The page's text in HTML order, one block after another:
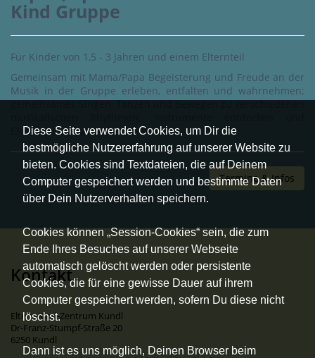
Diese Seite verwendet Cookies, um Dir die
bestmögliche Nutzererfahrung auf unserer Website zu
bieten. Cookies sind Textdateien, die auf Deinem
Computer gespeichert werden und bestimmte Daten
über Dein Nutzerverhalten speichern.
Cookies können „Session-Cookies“ sein, die zum
Ende Ihres Besuches auf unserer Webseite
automatisch gelöscht werden oder persistente
Cookies, die für eine gewisse Dauer auf ihrem
Computer gespeichert werden, sofern Du diese nicht
löschst.
Dann ist es uns möglich, Deinen Browser beim
Kind Gruppe
Für Kinder von 1,5 - 3 Jahren und einem Elternteil
Gemeinsam mit Mama/Papa Begeisterung und Freude an der
Musik in der Gruppe erleben, entfalten und wahrnehmen;
gemeinsames Singen, Tanzen und Bewegen zu verschiedenen
Elemente der Musik kennenlernen.
Termine & Infos
Kontakt
Eltern-Kind-Zentrum Kundl
Dr-Franz-Stumpf-Straße 20
6250 Kundl